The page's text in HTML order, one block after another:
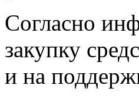
Согласно
закупку
и на